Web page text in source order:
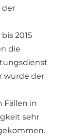
der
2015
die
wurde der
Fällen in
sehr